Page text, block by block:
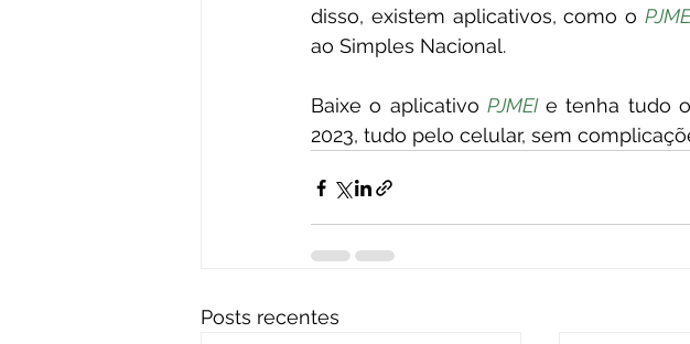
disso, existem aplicativos, como o
ao Simples Nacional.
Baixe o aplicativo PJMEI e tenha tudo
2023, tudo pelo celular, sem
Posts recentes